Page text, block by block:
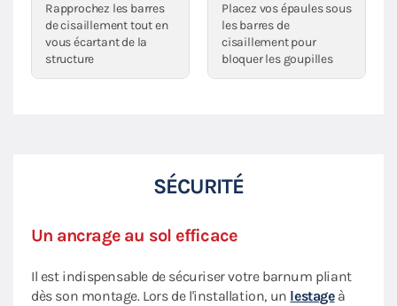
Rapprochez les barres
de cisaillement tout en
vous écartant de la
structure
Placez vos épaules sous
les barres de
cisaillement pour
bloquer les goupilles
SÉCURITÉ
Un ancrage au sol efficace
Il est indispensable de sécuriser votre barnum pliant
dès son montage. Lors de l'installation, un lestageà